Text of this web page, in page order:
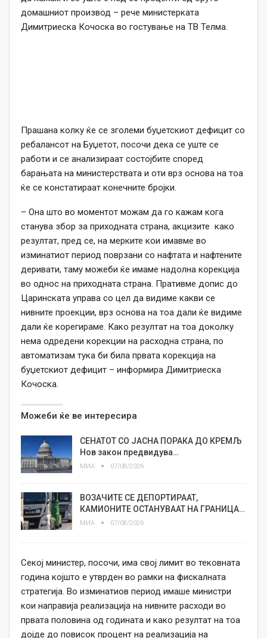
домашниот производ – рече министерката
Димитриеска Кочоска во гостување на ТВ Телма.
Прашана колку ќе се зголеми буџетскиот дефицит со
ребалансот на Буџетот, посочи дека се уште се
работи и се анализираат состојбите според
барањата на министерствата и оти врз основа на тоа
ќе се констатираат конечните бројки.
– Она што во моментот можам да го кажам кога
станува збор за приходната страна, акцизите како
резултат, пред се, на мерките кои имавме во
изминатиот период поврзани со нафтата и нафтените
деривати, таму можеби ќе имаме надолна корекција
во однос на приходната страна. Пративме допис до
Царинската управа со цел да видиме какви се
нивните проекции, врз основа на тоа дали ќе видиме
дали ќе корегираме. Како резултат на тоа доколку
нема одредени корекции на расходна страна, по
автоматизам тука би била првата корекција на
буџетскиот дефицит – информира Димитриеска
Кочоска.
Можеби ќе ве интересира
СЕНАТОТ СО ЈАСНА ПОРАКА ДО КРЕМЉ
Нов закон предвидува…
МИА 07/08/2026
ВОЗАЧИТЕ СЕ ДЕПОРТИРААТ,
КАМИОНИТЕ ОСТАНУВААТ НА ГРАНИЦА…
МИА 07/08/2026
Секој министер, посочи, има свој лимит во тековната
година којшто е утврден во рамки на фискалната
стратегија. Во изминатиов период имаше министри
кои направија реализација на нивните расходи во
првата половина од годината и како резултат на тоа
дојде до повисок процент на реализација на